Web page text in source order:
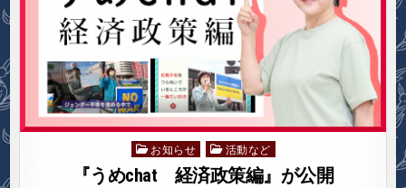
13
日
実
施
し
ま
す
Posted
in
お知らせ 活動など
『うめchat 経済政策編』が公開